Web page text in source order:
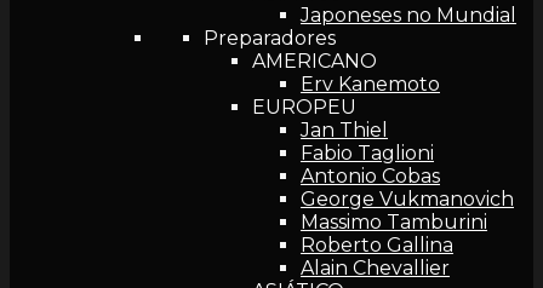
Japoneses no Mundial
Preparadores
AMERICANO
Erv Kanemoto
EUROPEU
Jan Thiel
Fabio Taglioni
Antonio Cobas
George Vukmanovich
Massimo Tamburini
Roberto Gallina
Alain Chevallier